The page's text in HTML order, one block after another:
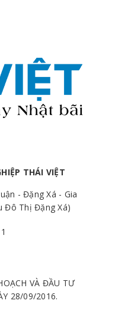
THÁI VIỆT
- Đặng Xá - Gia
Đô Thị Đặng Xá)
VÀ ĐẦU TƯ
28/09/2016.